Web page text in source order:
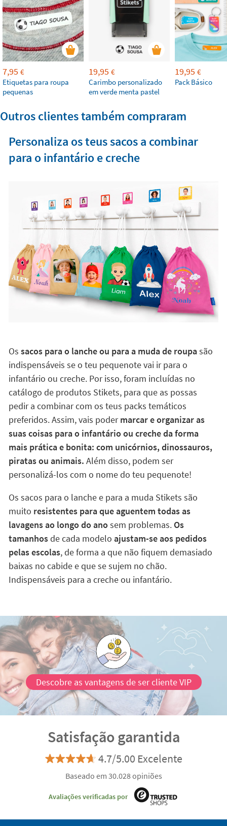
7,95 €
Etiquetas para roupa
pequenas
19,95 €
Carimbo personalizado
em verde menta pastel
19,95 €
Pack Básico
Outros clientes também compraram
Personaliza os teus sacos a combinar
para o infantário e creche
Os sacos para o lanche ou para a muda de roupasão
indispensáveis se o teu pequenote vai ir para o
infantário ou creche. Por isso, foram incluídas no
catálogo de produtos Stikets, para que as possas
pedir a combinar com os teus packs temáticos
preferidos. Assim, vais podermarcar e organizar as
suas coisas para o infantário ou creche da forma
mais prática e bonita: com unicórnios, dinossauros,
piratas ou animais. Além disso, podem ser
personalizá-los com o nome do teu pequenote!
Os sacos para o lanche e para a muda Stikets são
muito resistentes para que aguentem todas as
lavagens ao longo do anosem problemas. Os
tamanhosde cada modelo ajustam-se aos pedidos
pelas escolas, de forma a que não fiquem demasiado
baixas no cabide e que se sujem no chão.
Indispensáveis para a creche ou infantário.
Descobre as vantagens de ser cliente VIP
Satisfação garantida
4.7/5.00 Excelente
Baseado em 30.028 opiniões
Avaliações verificadas por